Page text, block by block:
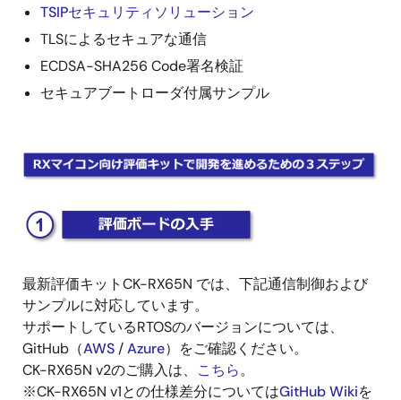
TSIPセキュリティソリューション
TLSによるセキュアな通信
ECDSA-SHA256 Code署名検証
セキュアブートローダ付属サンプル
画
像
画
像
最新評価キットCK-RX65N では、下記通信制御および
サンプルに対応しています。
サポートしているRTOSのバージョンについては、
GitHub（AWS /Azure）をご確認ください。
CK-RX65N v2のご購入は、 こちら。
※CK-RX65N v1との仕様差分についてはGitHub Wikiを